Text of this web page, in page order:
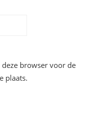
browser voor de
plaats.